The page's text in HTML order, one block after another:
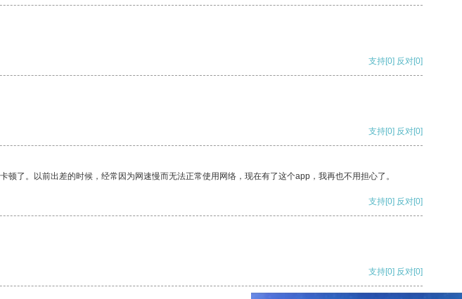
支持[0] 反对[0]
支持[0] 反对[0]
了。以前出差的时候，经常因为网速慢而无法正常使用网络，现在有了这个app，我再也不用担心了。
支持[0] 反对[0]
支持[0] 反对[0]